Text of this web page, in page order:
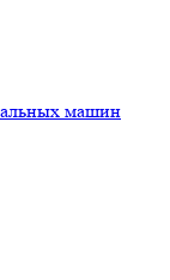
машин